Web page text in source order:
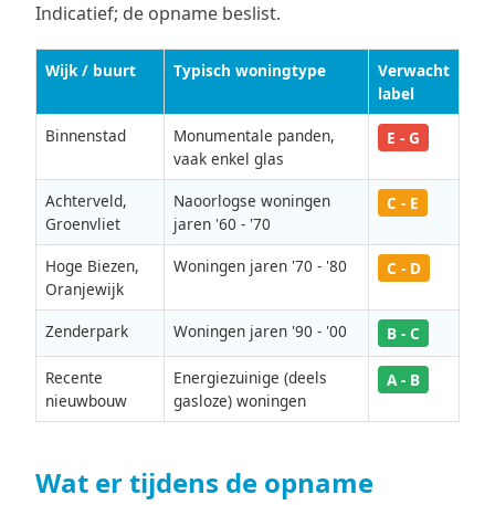
Indicatief; de opname beslist.
Wijk / buurt Typisch woningtype
Verwacht
label
Binnenstad
Monumentale panden,
vaak enkel glas
E - G
Achterveld,
Groenvliet
Naoorlogse woningen
jaren '60 - '70
C - E
Hoge Biezen,
Oranjewijk
Woningen jaren '70 - '80 C - D
Zenderpark Woningen jaren '90 - '00 B - C
Recente
nieuwbouw
Energiezuinige (deels
gasloze) woningen
A - B
Wat er tijdens de opname